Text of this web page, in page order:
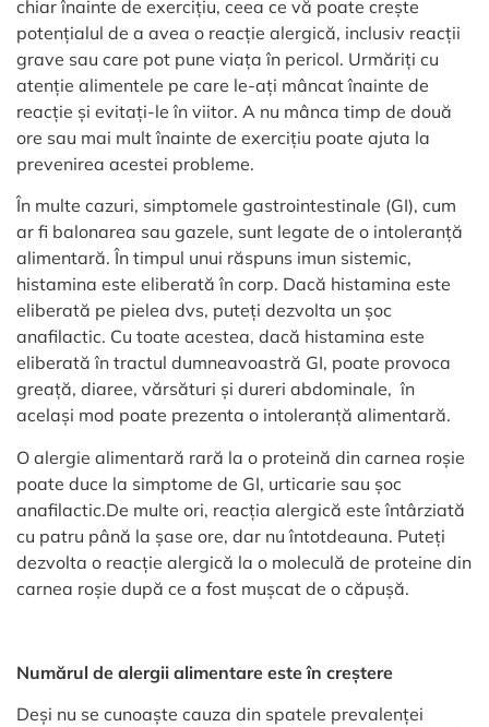
chiar înainte de exercițiu, ceea ce vă poate crește
potențialul de a avea o reacție alergică, inclusiv reacții
grave sau care pot pune viața în pericol. Urmăriți cu
atenție alimentele pe care le-ați mâncat înainte de
reacție și evitați-le în viitor. A nu mânca timp de două
ore sau mai mult înainte de exercițiu poate ajuta la
prevenirea acestei probleme.
În multe cazuri, simptomele gastrointestinale (GI), cum
ar fi balonarea sau gazele, sunt legate de o intoleranță
alimentară. În timpul unui răspuns imun sistemic,
histamina este eliberată în corp. Dacă histamina este
eliberată pe pielea dvs, puteți dezvolta un șoc
anafilactic. Cu toate acestea, dacă histamina este
eliberată în tractul dumneavoastră GI, poate provoca
greață, diaree, vărsături și dureri abdominale, în
același mod poate prezenta o intoleranță alimentară.
O alergie alimentară rară la o proteină din carnea roșie
poate duce la simptome de GI, urticarie sau șoc
anafilactic.De multe ori, reacția alergică este întârziată
cu patru până la șase ore, dar nu întotdeauna. Puteți
dezvolta o reacție alergică la o moleculă de proteine ​​din
carnea roșie după ce a fost mușcat de o căpușă.
Numărul de alergii alimentare este în creștere
Deși nu se cunoaște cauza din spatele prevalenței